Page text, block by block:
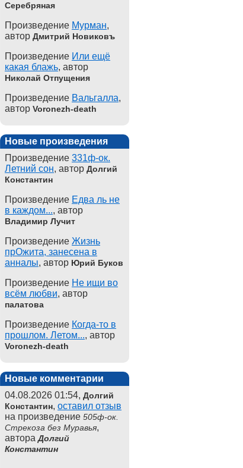
Серебряная
Произведение Мурман,
автор Дмитрий Новиковъ
Произведение Или ещё
какая блажь, автор
Николай Отпущения
Произведение Вальгалла,
автор Voronezh-death
Новые произведения
Произведение 331ф-ок.
Летний сон, автор Долгий
Константин
Произведение Едва ль не
в каждом..., автор
Владимир Лучит
Произведение Жизнь
прОжита, занесена в
анналы, автор Юрий Буков
Произведение Не ищи во
всём любви, автор
палатова
Произведение Когда-то в
прошлом. Летом..., автор
Voronezh-death
Новые комментарии
04.08.2026 01:54, Долгий
Константин, оставил отзыв
на произведение 505ф-ок.
Стрекоза без Муравья,
автораДолгий
Константин